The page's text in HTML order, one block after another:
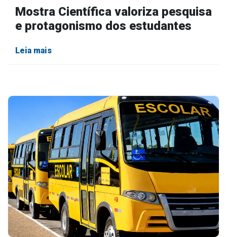
Mostra Científica valoriza pesquisa
e protagonismo dos estudantes
Leia mais